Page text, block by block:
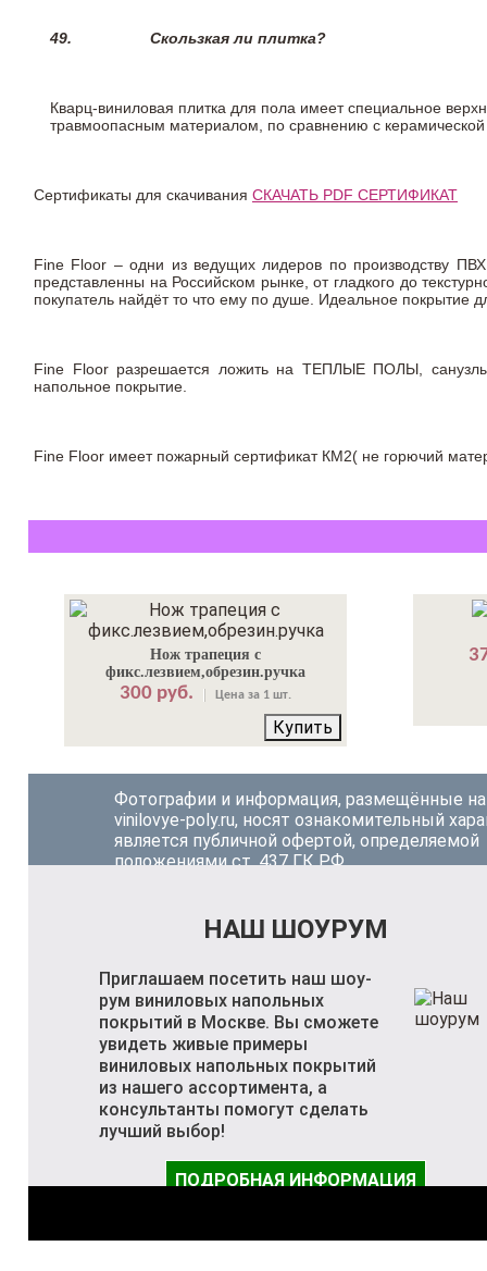
49. Скользкая ли плитка?
Кварц-виниловая плитка для пола имеет специальное
травмоопасным материалом, по сравнению с
Сертификаты для скачивания СКАЧАТЬ PDF СЕРТИФИКАТ
Fine Floor – одни из ведущих лидеров по производству
представленны на Российском рынке, от гладкого до
покупатель найдёт то что ему по душе. Идеальное
Fine Floor разрешается ложить на ТЕПЛЫЕ ПОЛЫ,
напольное покрытие.
Fine Floor имеет пожарный сертификат КМ2( не горючий
Нож трапеция с
фикс.лезвием,обрезин.ручка
300 руб. Цена за 1 шт.
Купить
Фотографии и информация, размещённые на
vinilovye-poly.ru, носят ознакомительный
является публичной офертой, определяемой
положениями ст. 437 ГК РФ.
НАШ ШОУРУМ
Приглашаем посетить наш шоу-
рум виниловых напольных
покрытий в Москве. Вы сможете
увидеть живые примеры
виниловых напольных покрытий
из нашего ассортимента, а
консультанты помогут сделать
лучший выбор!
ПОДРОБНАЯ ИНФОРМАЦИЯ